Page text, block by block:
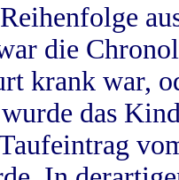
die
krank war,
das